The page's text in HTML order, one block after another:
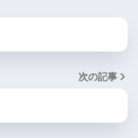
次の記事